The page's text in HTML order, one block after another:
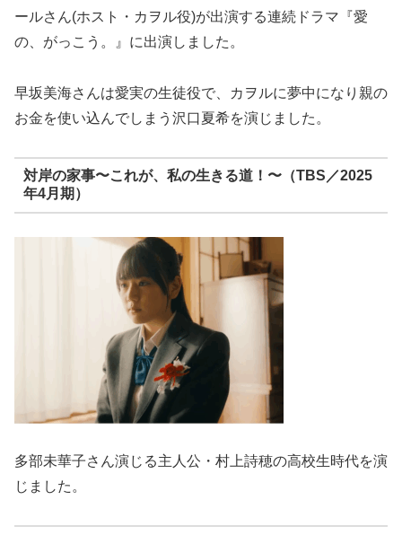
ールさん(ホスト・カヲル役)が出演する連続ドラマ『愛
の、がっこう。』に出演しました。
早坂美海さんは愛実の生徒役で、カヲルに夢中になり親の
お金を使い込んでしまう沢口夏希を演じました。
対岸の家事〜これが、私の生きる道！〜（TBS／2025
年4月期）
多部未華子さん演じる主人公・村上詩穂の高校生時代を演
じました。